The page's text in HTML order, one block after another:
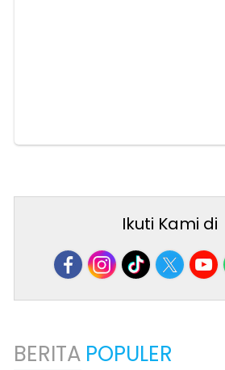
Ikuti Kami di
BERITA POPULER